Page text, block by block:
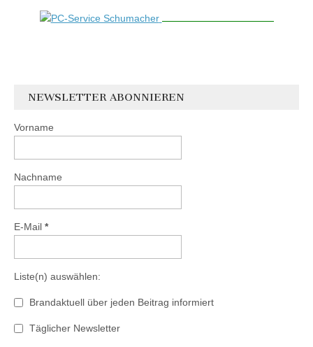
NEWSLETTER ABONNIEREN
Vorname
Nachname
E-Mail *
Liste(n) auswählen:
Brandaktuell über jeden Beitrag informiert
Täglicher Newsletter